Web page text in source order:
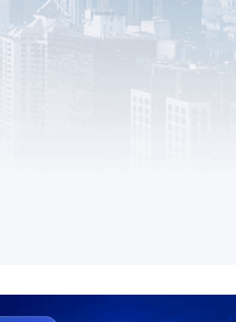
聚合流量资源、采供销协同一
体，助力烘焙行业轻松管店